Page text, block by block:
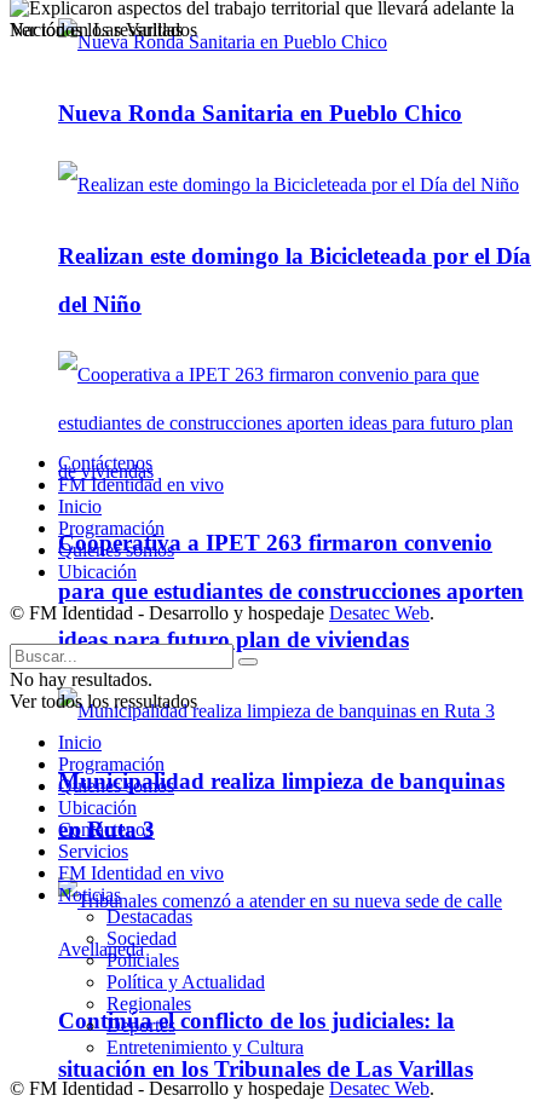
Nueva Ronda Sanitaria en Pueblo Chico
Realizan este domingo la Bicicleteada por el Día
del Niño
Cooperativa a IPET 263 firmaron convenio
para que estudiantes de construcciones aporten
ideas para futuro plan de viviendas
Municipalidad realiza limpieza de banquinas
en Ruta 3
Continúa el conflicto de los judiciales: la
situación en los Tribunales de Las Varillas
Ver todos los ressultados
Contáctenos
FM Identidad en vivo
Inicio
Programación
Quienes somos
Ubicación
© FM Identidad - Desarrollo y hospedaje Desatec Web.
No hay resultados.
Ver todos los ressultados
Inicio
Programación
Quienes somos
Ubicación
Contáctenos
Servicios
FM Identidad en vivo
Noticias
Destacadas
Sociedad
Policiales
Política y Actualidad
Regionales
Deportes
Entretenimiento y Cultura
© FM Identidad - Desarrollo y hospedaje Desatec Web.